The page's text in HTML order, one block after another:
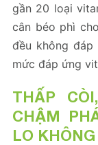
gần 20 loại
cân béo phì
đều không
mức đáp ứng
THẤP
CHẬM
LO